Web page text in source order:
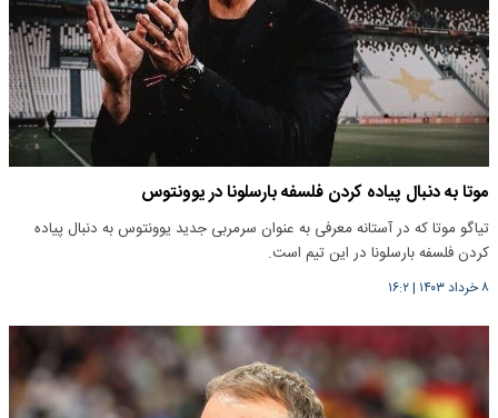
موتا به دنبال پیاده کردن فلسفه بارسلونا در یوونتوس
تیاگو موتا که در آستانه معرفی به عنوان سرمربی جدید یوونتوس به دنبال پیاده
کردن فلسفه بارسلونا در این تیم است.
۸ خرداد ۱۴۰۳ |۱۶:۲